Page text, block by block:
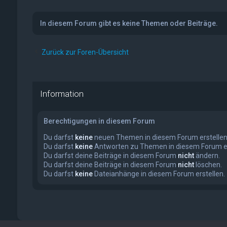
In diesem Forum gibt es keine Themen oder Beiträge.
Zurück zur Foren-Übersicht
Information
Berechtigungen in diesem Forum
Du darfst keineneuen Themen in diesem Forum erstellen.
Du darfst keineAntworten zu Themen in diesem Forum
Du darfst deine Beiträge in diesem Forum nichtändern.
Du darfst deine Beiträge in diesem Forum nichtlöschen.
Du darfst keineDateianhänge in diesem Forum erstellen.